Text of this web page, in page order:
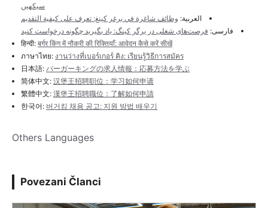
سیکھیں
العربية: وظائف شاغرة في برغر كينغ: تعرف على كيفية التقديم
فارسی: فرصت‌های شغلی در برگر کینگ: یاد بگیرید چگونه درخواست کنید
हिन्दी: बर्गर किंग में नौकरी की रिक्तियाँ: आवेदन कैसे करें सीखें
ภาษาไทย: งานว่างที่เบอร์เกอร์ คิง: เรียนรู้วิธีการสมัคร
日本語: バーガーキングの求人情報：応募方法を学ぶ
简体中文: 汉堡王招聘职位：学习如何申请
繁體中文: 漢堡王招聘職位：了解如何申請
한국어: 버거킹 채용 공고: 지원 방법 배우기
Others Languages
Povezani Članci